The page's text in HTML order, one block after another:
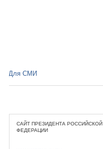
Для СМИ
САЙТ ПРЕЗИДЕНТА РОССИЙСКОЙ
ФЕДЕРАЦИИ